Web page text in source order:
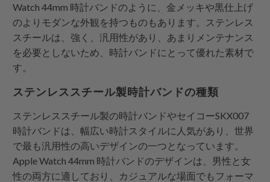
Watch 44mm 時計バンドのように、金メッキや黒仕上げ
のよりモダンな外観を持つものもあります。ステンレス
スチールは、強く、汎用性があり、あまりメンテナンス
を必要としないため、時計バンドにとって優れた素材で
す。
ステンレススチール製時計バンドの種類
ステンレススチール製の時計バンドやセイコーSKX007
時計バンドは、幅広い時計スタイルに人気があり、世界
で最も汎用性の高いデザインの一つとなっています。
Apple Watch 44mm 時計バンドのデザインは、男性と女
性の両方に適しており、カジュアルな場面でもフォーマ